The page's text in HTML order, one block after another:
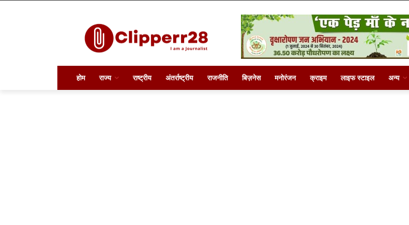
होम राज्य राष्ट्रीय अंतर्राष्ट्रीय राजनीति बिज़नेस मनोरंजन क्राइम लाइफ स्टाइल अन्य